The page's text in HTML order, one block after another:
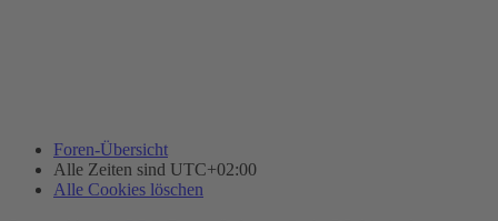
Foren-Übersicht
Alle Zeiten sind UTC+02:00
Alle Cookies löschen